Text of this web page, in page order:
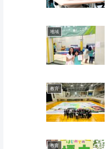
地域
教育
教育